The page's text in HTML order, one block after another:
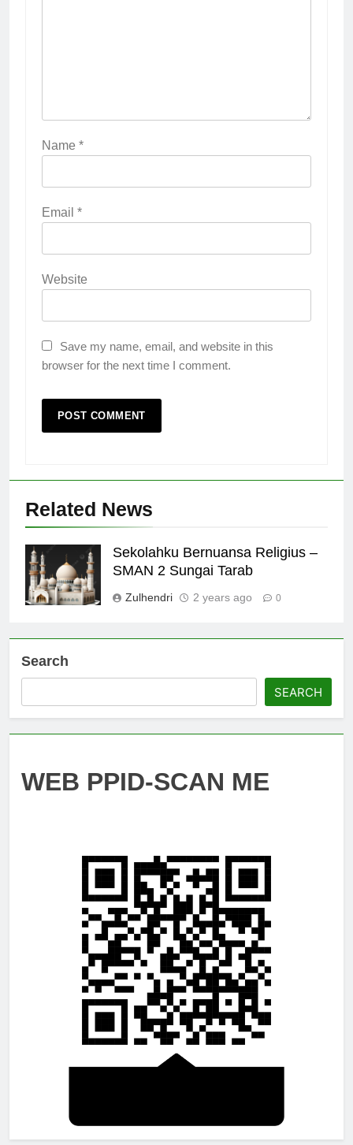
Name *
Email *
Website
Save my name, email, and website in this
browser for the next time I comment.
Related News
Sekolahku Bernuansa Religius –
SMAN 2 Sungai Tarab
Zulhendri 2 years ago 0
Search
SEARCH
WEB PPID-SCAN ME